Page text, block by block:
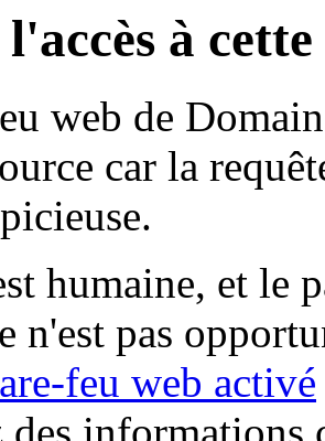
l'accès à
web de
car la
humaine, et le
n'est pas
feu web activé